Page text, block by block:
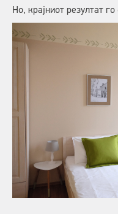
Но, крајниот резултат